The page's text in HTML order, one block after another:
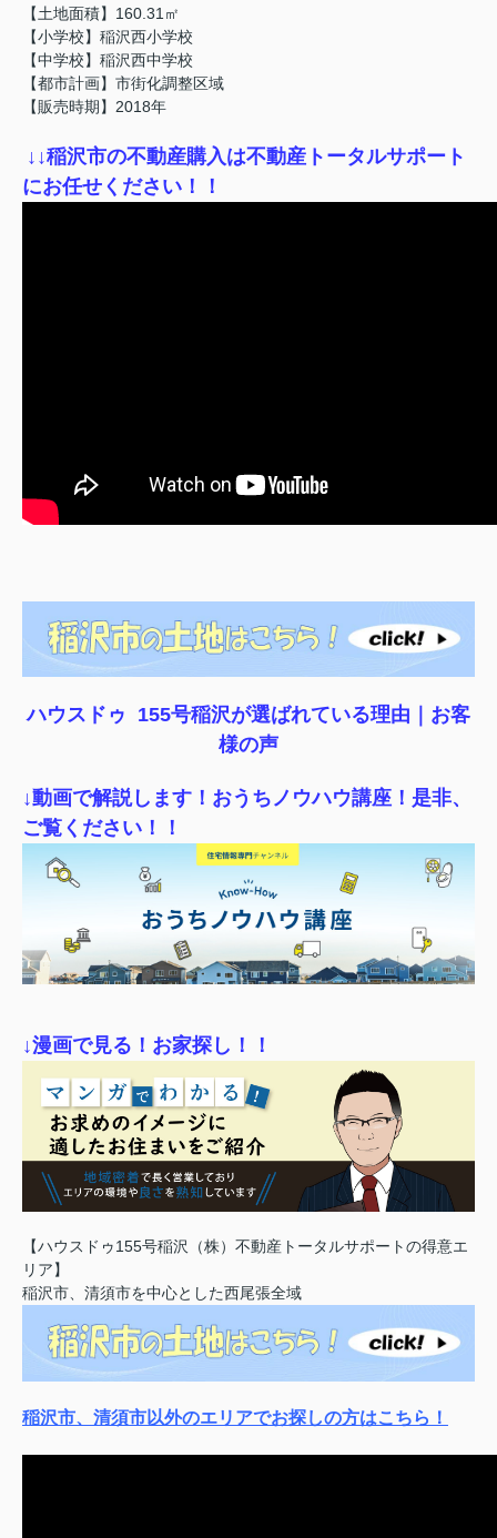
【土地面積】160.31㎡
【小学校】稲沢西小学校
【中学校】稲沢西中学校
【都市計画】市街化調整区域
【販売時期】2018年
↓ ↓稲沢市の不動産購入は不動産トータルサポート
にお任せください！！
ハウスドゥ 155号稲沢が選ばれている理由｜ お客
様の声
↓動画で解説します！おうちノウハウ講座！是非、
ご覧ください！！
↓漫画で見る！お家探し！！
【ハウスドゥ155号稲沢（株）不動産トータルサポートの得意エ
リア】
稲沢市、清須市を中心とした西尾張全域
稲沢市、清須市以外のエリアでお探しの方はこちら！